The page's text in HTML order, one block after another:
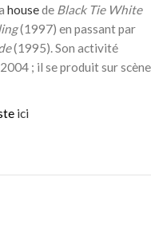
housede Black Tie White
(1997) en passant par
(1995). Son activité
; il se produit sur scène
ici